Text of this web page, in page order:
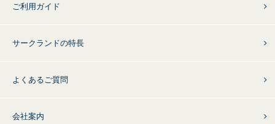
ご利用ガイド
サークランドの特長
よくあるご質問
会社案内